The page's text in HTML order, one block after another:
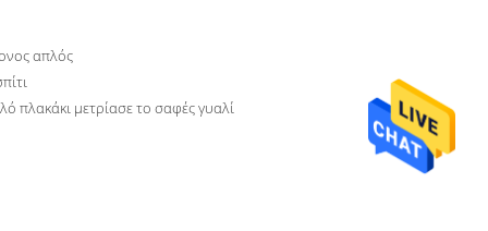
απλός
πλακάκι μετρίασε το σαφές γυαλί